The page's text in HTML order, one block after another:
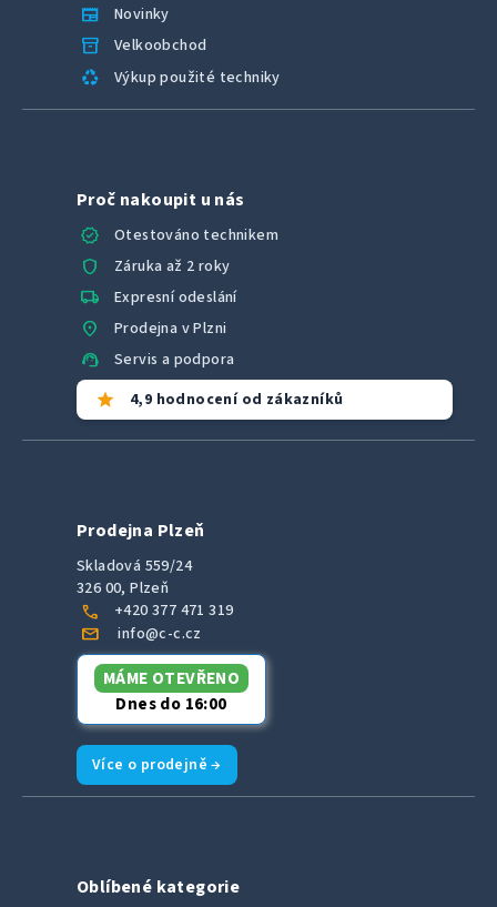
newspaper Novinky
inventory_2 Velkoobchod
recycling Výkup použité techniky
Proč nakoupit u nás
verified
Otestováno technikem
shield Záruka až 2 roky
local_shipping Expresní odeslání
location_on Prodejna v Plzni
support_agent Servis a podpora
star 4,9 hodnocení od zákazníků
Prodejna Plzeň
Skladová 559/24
326 00, Plzeň
call +420 377 471 319
mail info@c-c.cz
MÁME OTEVŘENO
Dnes do 16:00
Více o prodejně →
Oblíbené kategorie